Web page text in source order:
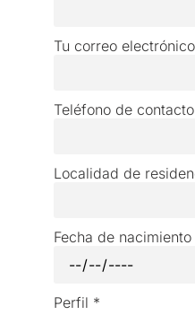
Tu correo electrónico
Teléfono de contacto
Localidad de
Fecha de nacimiento
Perfil *